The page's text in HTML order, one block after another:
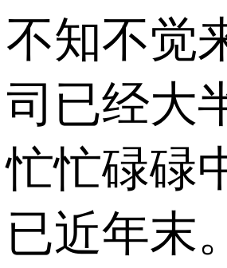
不知不觉
司已经大
忙忙碌碌
已近年末